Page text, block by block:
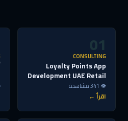
01
CONSULTING
Loyalty Points App
Development UAE Retail
👁 341 مشاهدة
اقرأ ←
👁